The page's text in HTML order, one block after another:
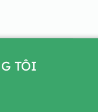
TÔI